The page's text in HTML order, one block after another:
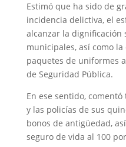
Estimó que ha sido de
incidencia delictiva, el
alcanzar la dignificación
municipales, así como la
paquetes de uniformes
de Seguridad Pública.
En ese sentido,
y las policías de sus
bonos de antigüedad,
seguro de vida al 100